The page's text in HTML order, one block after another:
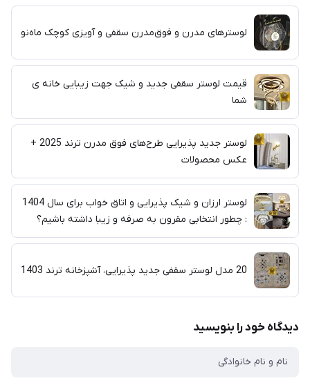
لوسترهای مدرن و فوق‌مدرن سقفی و آویزی کوچک ماه‌نو
قیمت لوستر سقفی جدید و شیک جهت زیبایی خانه ی
شما
لوستر جدید پذیرایی طرح‌های فوق مدرن ترند 2025 +
عکس محصولات
لوستر ارزان و شیک پذیرایی و اتاق خواب برای سال 1404
: چطور انتخابی مقرون به صرفه و زیبا داشته باشیم؟
20 مدل لوستر سقفی جدید پذیرایی، آشپزخانه ترند 1403
دیدگاه خود را بنویسید